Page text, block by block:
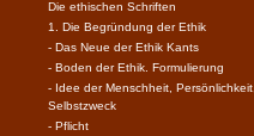
Die ethischen Schriften
1. Die Begründung der Ethik
- Das Neue der Ethik Kants
- Boden der Ethik. Formulierung
- Idee der Menschheit, Persönlichkeit,
Selbstzweck
- Pflicht